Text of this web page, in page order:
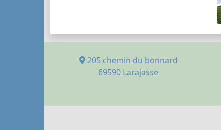
205 chemin du bonnard
69590 Larajasse